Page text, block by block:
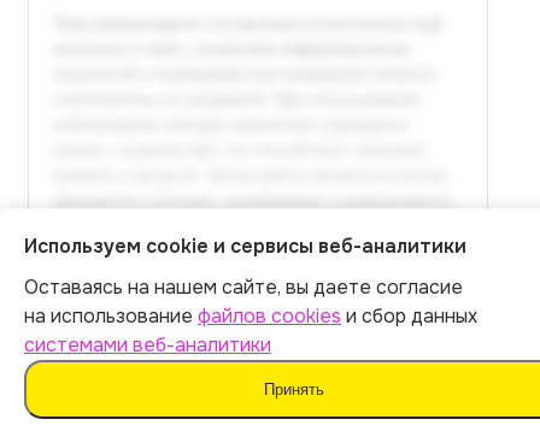
Итог:449р.
Оплатить
Используем cookie и сервисы веб-аналитики
Оставаясь на нашем сайте, вы даете согласие
на использование файлов cookies и сбор данных
системами веб-аналитики
Принять